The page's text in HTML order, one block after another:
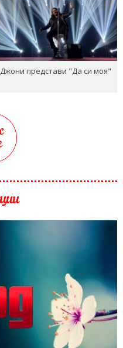
Джони представи "Да си моя"